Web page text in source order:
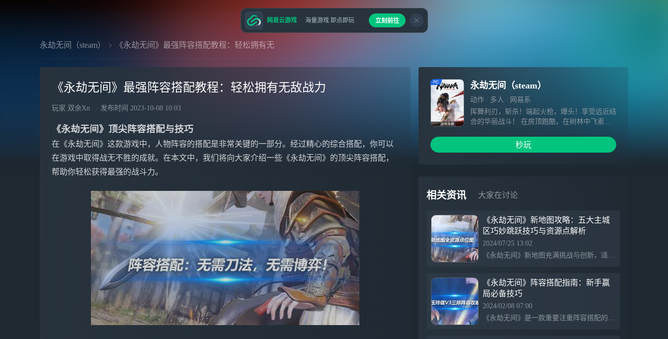
永劫无间（steam） 《永劫无间》最强阵容搭配教程：轻松拥有无
《永劫无间》最强阵容搭配教程：轻松拥有无敌战力
玩家 双余Xn 发布时间 2023-10-08 10:03
《永劫无间》顶尖阵容搭配与技巧
在《永劫无间》这款游戏中，人物阵容的搭配是非常关键的一部分。经过精心的综合搭配，你可以
在游戏中取得战无不胜的成就。在本文中，我们将向大家介绍一些《永劫无间》的顶尖阵容搭配，
帮助你轻松获得最强的战斗力。
永劫无间（steam）
动作 多人
网易系
挥舞利刃，斩杀！端起火枪，爆头！享受远近结
合的华丽战斗！ 在房顶跑酷，在树林中飞索穿
力，用风沙、隐身，甚至化身金刚大佛碾碎敌
人！ 独一无二的60人生存竞技，成为最后的赢
秒玩
相关资讯 大家在讨论
《永劫无间》新地图攻略：五大主城
区巧妙跳跃技巧与资源点解析
2024/07/25 13:02
《永劫无间》新地图充满挑战与创新，适合各类玩家探险。新地图具有独特特色，包括神秘洞穴和刺激boss战，给玩家带来乐趣与刺激。同时，提供了前中期经营策略，掠夺财宝、找富野点、积攒怒气、保持关键生命……详尽资源位置与提示，助您轻松游戏。
《永劫无间》阵容搭配指南：新手赢
局必备技巧
2024/02/08 07:00
《永劫无间》是一款重要注重阵容搭配的游戏，无论是对抗boss还是pvp竞技场都需要精心构建阵容。本文介绍了玉玲珑v3三排阵容，核心技能为【永劫无间】狐狸的三技能，搭配玉玲珑、迦南和岳山三位英雄，配合各自的技能，提供控制、吸血和输出，以此保证团队的生存和输出能力。
网易云游戏 海量游戏 即点即玩 立刻前往